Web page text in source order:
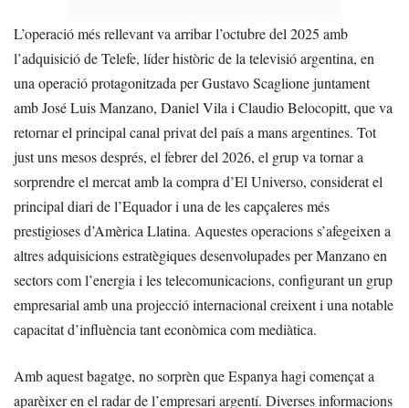
L’operació més rellevant va arribar l’octubre del 2025 amb
l’adquisició de Telefe, líder històric de la televisió argentina, en
una operació protagonitzada per Gustavo Scaglione juntament
amb José Luis Manzano, Daniel Vila i Claudio Belocopitt, que va
retornar el principal canal privat del país a mans argentines. Tot
just uns mesos després, el febrer del 2026, el grup va tornar a
sorprendre el mercat amb la compra d’El Universo, considerat el
principal diari de l’Equador i una de les capçaleres més
prestigioses d’Amèrica Llatina. Aquestes operacions s’afegeixen a
altres adquisicions estratègiques desenvolupades per Manzano en
sectors com l’energia i les telecomunicacions, configurant un grup
empresarial amb una projecció internacional creixent i una notable
capacitat d’influència tant econòmica com mediàtica.
Amb aquest bagatge, no sorprèn que Espanya hagi començat a
aparèixer en el radar de l’empresari argentí. Diverses informacions